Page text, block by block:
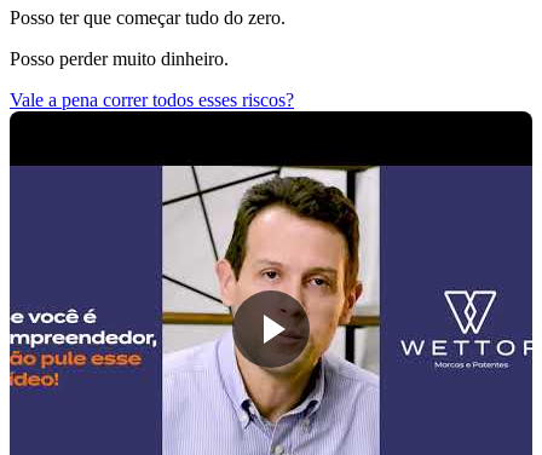
Posso ter que começar tudo do zero.
Posso perder muito dinheiro.
Vale a pena correr todos esses riscos?